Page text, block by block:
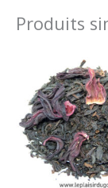
Produits
de
à